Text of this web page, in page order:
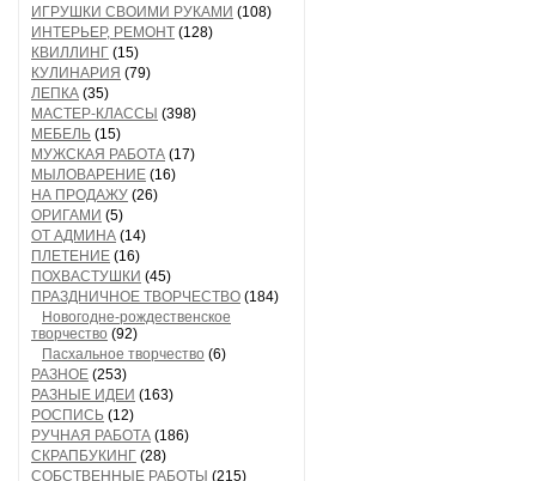
ИГРУШКИ СВОИМИ РУКАМИ (108)
ИНТЕРЬЕР, РЕМОНТ (128)
КВИЛЛИНГ (15)
КУЛИНАРИЯ (79)
ЛЕПКА (35)
МАСТЕР-КЛАССЫ (398)
МЕБЕЛЬ (15)
МУЖСКАЯ РАБОТА (17)
МЫЛОВАРЕНИЕ (16)
НА ПРОДАЖУ (26)
ОРИГАМИ (5)
ОТ АДМИНА (14)
ПЛЕТЕНИЕ (16)
ПОХВАСТУШКИ (45)
ПРАЗДНИЧНОЕ ТВОРЧЕСТВО (184)
Новогодне-рождественское
творчество (92)
Пасхальное творчество (6)
РАЗНОЕ (253)
РАЗНЫЕ ИДЕИ (163)
РОСПИСЬ (12)
РУЧНАЯ РАБОТА (186)
СКРАПБУКИНГ (28)
СОБСТВЕННЫЕ РАБОТЫ (215)